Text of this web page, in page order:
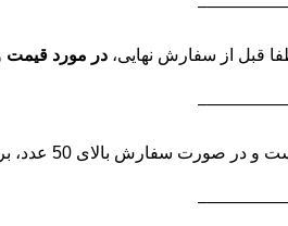
قبل از سفارش نهایی، در مورد قیمت
و در صورت سفارش بالای 50 عدد، برای استعلام قیمت نهایی تماس بگیرید.